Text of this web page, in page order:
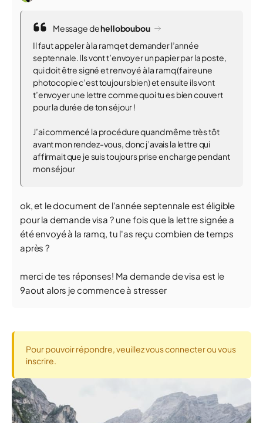
Message dehelloboubou
Il faut appeler à la ramq et demander l’année
septennale. Ils vont t’envoyer un papier par la poste,
qui doit être signé et renvoyé à la ramq (faire une
photocopie c’est toujours bien) et ensuite ils vont
t’envoyer une lettre comme quoi tu es bien couvert
pour la durée de ton séjour !
J’ai commencé la procédure quand même très tôt
avant mon rendez-vous, donc j’avais la lettre qui
affirmait que je suis toujours prise en charge pendant
mon séjour
ok, et le document de l'année septennale est éligible
pour la demande visa ? une fois que la lettre signée a
été envoyé à la ramq, tu l'as reçu combien de temps
après ?
merci de tes réponses! Ma demande de visa est le
9aout alors je commence à stresser
Pour pouvoir répondre, veuillez vous connecter ou vous
inscrire.